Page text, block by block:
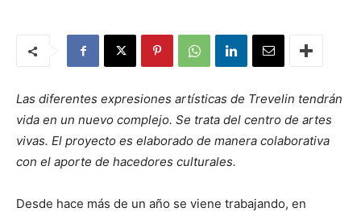
Las diferentes expresiones artísticas de Trevelin tendrán
vida en un nuevo complejo. Se trata del centro de artes
vivas. El proyecto es elaborado de manera colaborativa
con el aporte de hacedores culturales.
Desde hace más de un año se viene trabajando, en